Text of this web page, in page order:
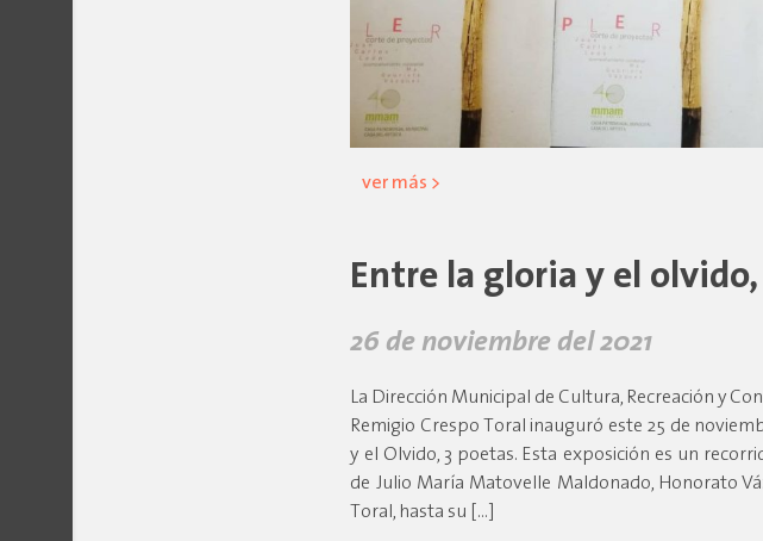
ver más >
Entre la gloria y el olvido,
26 de noviembre del 2021
La Dirección Municipal de Cultura, Recreación y
Remigio Crespo Toral inauguró este 25 de
y el Olvido, 3 poetas. Esta exposición es un
de Julio María Matovelle Maldonado, Honorato
Toral, hasta su […]